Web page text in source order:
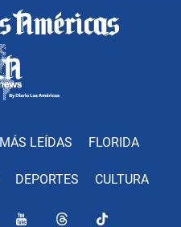
MÁS LEÍDAS FLORIDA
DEPORTES CULTURA